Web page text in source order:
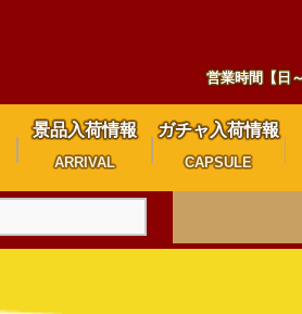
営業時間【日
景品入荷情報
ARRIVAL
ガチャ入荷情報
CAPSULE